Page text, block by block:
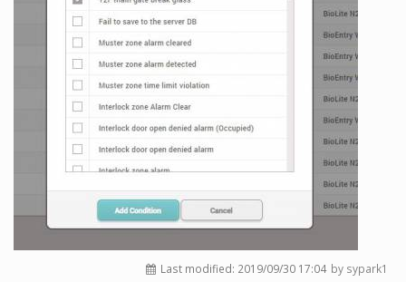
Last modified: 2019/09/30 17:04 by sypark1